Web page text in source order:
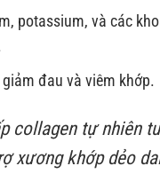
potassium, và các
giảm đau và viêm khớp.
collagen tự nhiên
xương khớp dẻo